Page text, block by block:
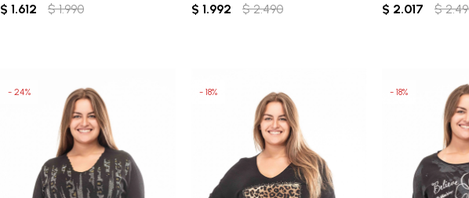
$ 1.612 $ 1.990 $ 1.992 $ 2.490 $ 2.017 $
24 18 18